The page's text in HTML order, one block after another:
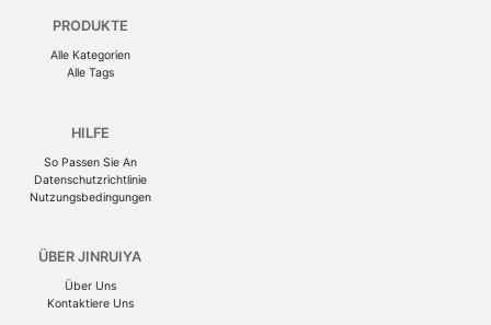
PRODUKTE
Alle Kategorien
Alle Tags
HILFE
So Passen Sie An
Datenschutzrichtlinie
Nutzungsbedingungen
ÜBER JINRUIYA
Über Uns
Kontaktiere Uns